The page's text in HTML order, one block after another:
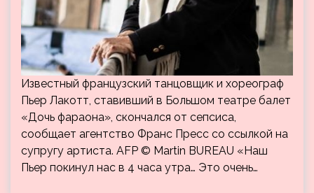
Известный французский танцовщик и хореограф
Пьер Лакотт, ставивший в Большом театре балет
«Дочь фараона», скончался от сепсиса,
сообщает агентство Франс Пресс со ссылкой на
супругу артиста. AFP © Martin BUREAU «Наш
Пьер покинул нас в 4 часа утра… Это очень…